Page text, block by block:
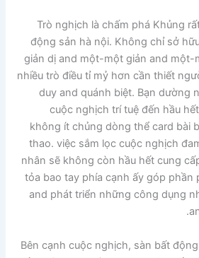
Trò nghịch là chấm phá Khủng
động sản hà nội. Không chỉ sở
giản dị and một-một giản and một-
nhiều trò điều tỉ mỷ hơn cần thiết
duy and quánh biệt. Bạn dường
cuộc nghịch trí tuệ đến hầu
không ít chủng dòng thể card bài
thao. việc sắm lọc cuộc nghịch
nhân sẽ không còn hầu hết cung
tỏa bao tay phía cạnh ấy góp phần
and phát triển những công dụng
Bên cạnh cuộc nghịch, sàn bất